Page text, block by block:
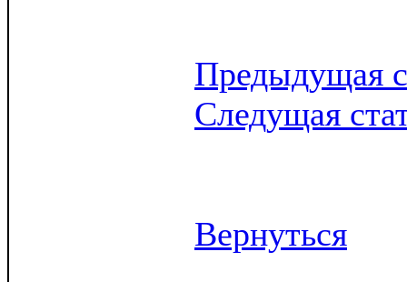
Предыдущая
Следущая
Вернуться